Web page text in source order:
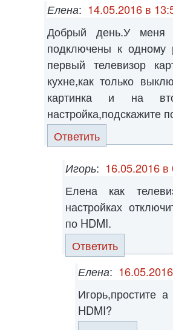
Елена: 14.05.2016 в
Добрый день.У меня
подключены к одному
первый телевизор
кухне,как только
картинка и на
настройка,подскажите
Ответить
Игорь: 16.05.2016 в
Елена как
настройках
по HDMI.
Ответить
Елена:
Игорь,простите
HDMI?